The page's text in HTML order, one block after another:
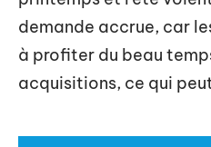
demande accrue, car
à profiter du beau
acquisitions, ce qui